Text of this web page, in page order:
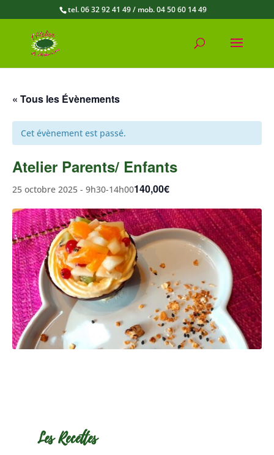
tel. 06 32 92 41 49 / mob. 04 50 60 14 49
« Tous les Évènements
Cet évènement est passé.
Atelier Parents/ Enfants
25 octobre 2025 - 9h30-14h00140,00€
Les Recettes